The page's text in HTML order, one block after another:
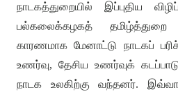
நாடகத்துறையில் இப்புதிய
பல்கலைக்கழகத் தமிழ்த்துறை
காரணமாக மேனாட்டு நாடகப்
உணர்வு, தேசிய உணர்வுக்
நாடக உலகிற்கு வந்தனர்.